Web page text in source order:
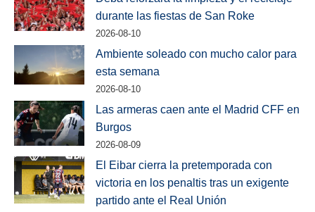
durante las fiestas de San Roke
2026-08-10
Ambiente soleado con mucho calor para
esta semana
2026-08-10
Las armeras caen ante el Madrid CFF en
Burgos
2026-08-09
El Eibar cierra la pretemporada con
victoria en los penaltis tras un exigente
partido ante el Real Unión